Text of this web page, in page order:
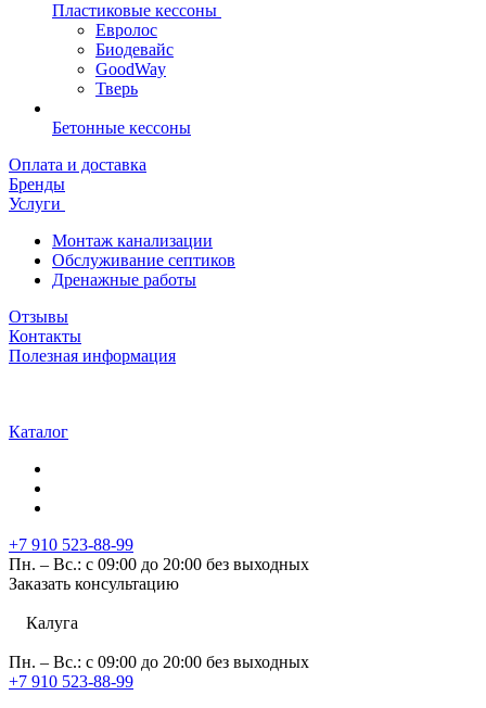
Пластиковые кессоны
Евролос
Биодевайс
GoodWay
Тверь
Бетонные кессоны
Оплата и доставка
Бренды
Услуги
Монтаж канализации
Обслуживание септиков
Дренажные работы
Отзывы
Контакты
Полезная информация
Каталог
+7 910 523-88-99
Пн. – Вс.: с 09:00 до 20:00 без выходных
Заказать консультацию
Калуга
Пн. – Вс.: с 09:00 до 20:00 без выходных
+7 910 523-88-99